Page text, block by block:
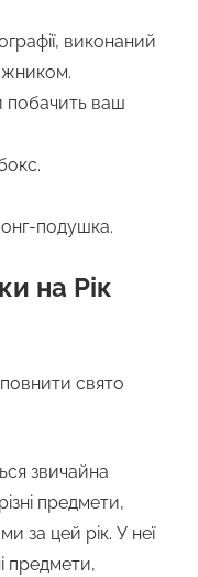
виконаний
побачить ваш
подушка.
на Рік
свято
звичайна
предмети,
за цей рік. У неї
предмети,